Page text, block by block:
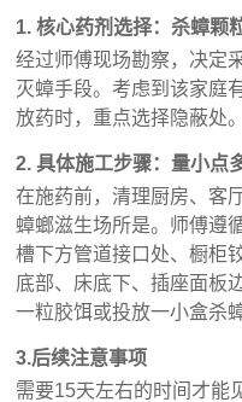
1. 核心药剂选择：杀蟑颗
经过师傅现场勘察，决定
灭蟑手段。考虑到该家庭
放药时，重点选择隐蔽处。
2. 具体施工步骤：量小点
在施药前，清理厨房、客
蟑螂滋生场所是。师傅遵
槽下方管道接口处、橱柜
底部、床底下、插座面板
一粒胶饵或投放一小盒杀
3.后续注意事项
需要15天左右的时间才能